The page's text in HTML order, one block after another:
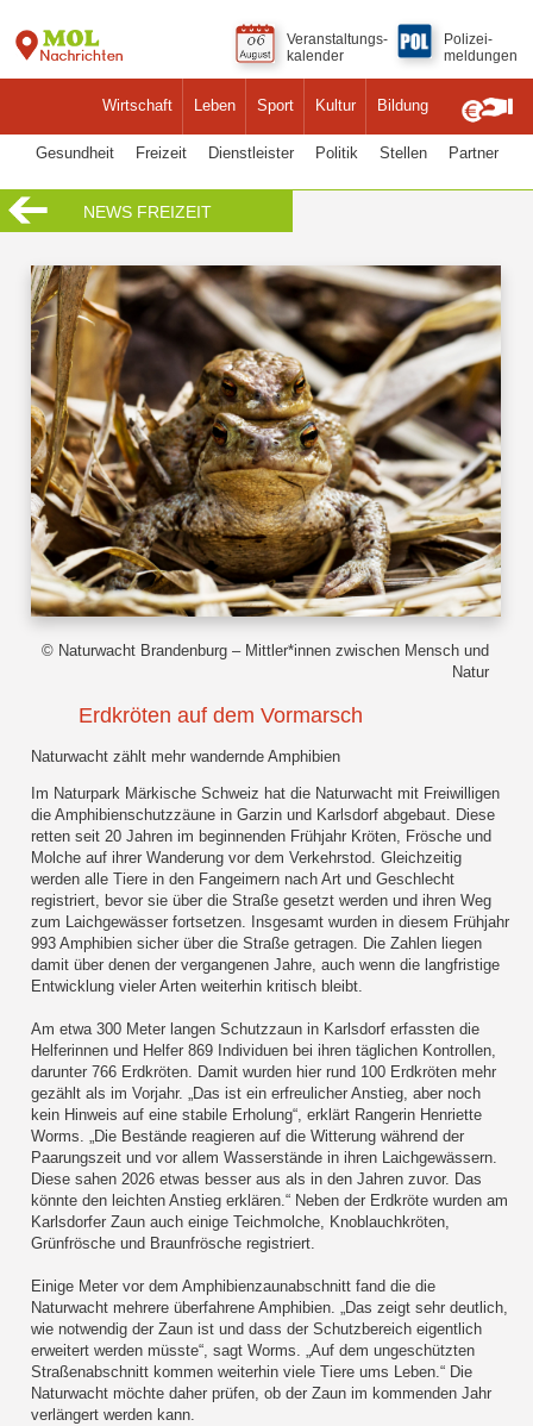
Wirtschaft Leben Sport Kultur Bildung
Veranstaltungs-
kalender
Polizei-
meldungen
Gesundheit Freizeit Dienstleister Politik Stellen Partner
NEWS FREIZEIT
© Naturwacht Brandenburg – Mittler*innen zwischen Mensch und
Natur
Erdkröten auf dem Vormarsch
Naturwacht zählt mehr wandernde Amphibien
Im Naturpark Märkische Schweiz hat die Naturwacht mit Freiwilligen
die Amphibienschutzzäune in Garzin und Karlsdorf abgebaut. Diese
retten seit 20 Jahren im beginnenden Frühjahr Kröten, Frösche und
Molche auf ihrer Wanderung vor dem Verkehrstod. Gleichzeitig
werden alle Tiere in den Fangeimern nach Art und Geschlecht
registriert, bevor sie über die Straße gesetzt werden und ihren Weg
zum Laichgewässer fortsetzen. Insgesamt wurden in diesem Frühjahr
993 Amphibien sicher über die Straße getragen. Die Zahlen liegen
damit über denen der vergangenen Jahre, auch wenn die langfristige
Entwicklung vieler Arten weiterhin kritisch bleibt.
Am etwa 300 Meter langen Schutzzaun in Karlsdorf erfassten die
Helferinnen und Helfer 869 Individuen bei ihren täglichen Kontrollen,
darunter 766 Erdkröten. Damit wurden hier rund 100 Erdkröten mehr
gezählt als im Vorjahr. „Das ist ein erfreulicher Anstieg, aber noch
kein Hinweis auf eine stabile Erholung“, erklärt Rangerin Henriette
Worms. „Die Bestände reagieren auf die Witterung während der
Paarungszeit und vor allem Wasserstände in ihren Laichgewässern.
Diese sahen 2026 etwas besser aus als in den Jahren zuvor. Das
könnte den leichten Anstieg erklären.“ Neben der Erdkröte wurden am
Karlsdorfer Zaun auch einige Teichmolche, Knoblauchkröten,
Grünfrösche und Braunfrösche registriert.
Einige Meter vor dem Amphibienzaunabschnitt fand die die
Naturwacht mehrere überfahrene Amphibien. „Das zeigt sehr deutlich,
wie notwendig der Zaun ist und dass der Schutzbereich eigentlich
erweitert werden müsste“, sagt Worms. „Auf dem ungeschützten
Straßenabschnitt kommen weiterhin viele Tiere ums Leben.“ Die
Naturwacht möchte daher prüfen, ob der Zaun im kommenden Jahr
verlängert werden kann.